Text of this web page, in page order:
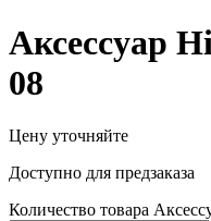
Аксессуар
08
Цену уточняйте
Доступно для предзаказа
Количество товара